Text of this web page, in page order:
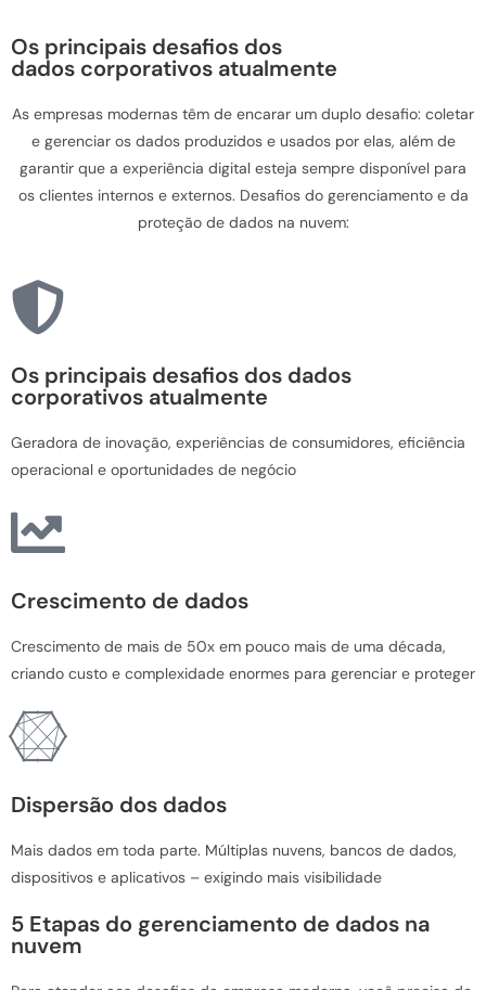
Os principais desafios dos
dados corporativos atualmente
As empresas modernas têm de encarar um duplo desafio: coletar
e gerenciar os dados produzidos e usados por elas, além de
garantir que a experiência digital esteja sempre disponível para
os clientes internos e externos. Desafios do gerenciamento e da
proteção de dados na nuvem:
Os principais desafios dos dados
corporativos atualmente
Geradora de inovação, experiências de consumidores, eficiência
operacional e oportunidades de negócio
Crescimento de dados
Crescimento de mais de 50x em pouco mais de uma década,
criando custo e complexidade enormes para gerenciar e proteger
Dispersão dos dados
Mais dados em toda parte. Múltiplas nuvens, bancos de dados,
dispositivos e aplicativos – exigindo mais visibilidade
5 Etapas do gerenciamento de dados na
nuvem